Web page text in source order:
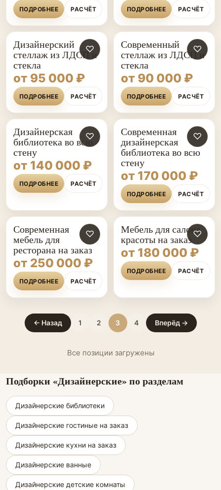
ПОДРОБНЕЕ РАСЧЁТ ПОДРОБНЕЕ РАСЧЁТ
♡
Дизайнерский
стеллаж из ЛДСП и
стекла
от 95 000 ₽
ПОДРОБНЕЕ РАСЧЁТ
♡
Современный
стеллаж из ЛДСП и
стекла
от 90 000 ₽
ПОДРОБНЕЕ РАСЧЁТ
♡
Дизайнерская
библиотека во всю
стену
от 140 000 ₽
ПОДРОБНЕЕ РАСЧЁТ
♡
Современная
дизайнерская
библиотека во всю
стену
от 170 000 ₽
ПОДРОБНЕЕ РАСЧЁТ
♡
Современная
мебель для
ресторана на заказ
от 250 000 ₽
ПОДРОБНЕЕ РАСЧЁТ
♡
Мебель для салона
красоты на заказ
от 180 000 ₽
ПОДРОБНЕЕ РАСЧЁТ
← Назад 1 2 3 4 Вперёд →
Все позиции загружены
Подборки «Дизайнерские» по разделам
Дизайнерские библиотеки
Дизайнерские гостиные на заказ
Дизайнерские кухни на заказ
Дизайнерские ванные
Дизайнерские детские комнаты